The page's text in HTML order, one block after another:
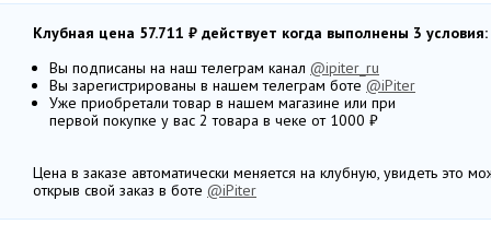
Клубная цена 57.711 ₽ действует когда выполнены 3 условия:
Вы подписаны на наш телеграм канал @ipiter_ru
Вы зарегистрированы в нашем телеграм боте @iPiter
Уже приобретали товар в нашем магазине или при
первой покупке у вас 2 товара в чеке от 1000 ₽
Цена в заказе автоматически меняется на клубную, увидеть это
открыв свой заказ в боте @iPiter